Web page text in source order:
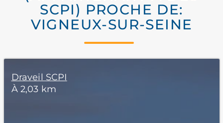
SCPI) PROCHE DE:
VIGNEUX-SUR-SEINE
Draveil SCPI
À 2,03 km